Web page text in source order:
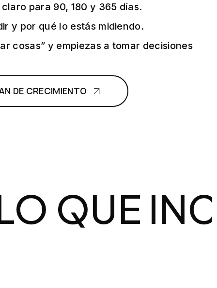
para 90, 180 y 365 días.
y por qué lo estás midiendo.
cosas” y empiezas a tomar decisiones
DE CRECIMIENTO